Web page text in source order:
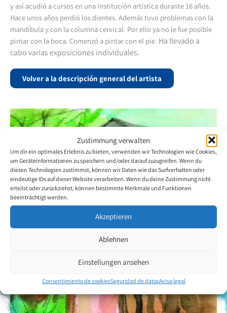
Zustimmung verwalten
Um dir ein optimales Erlebnis zu bieten, verwenden wir Technologien wie Cookies,
um Geräteinformationen zu speichern und/oder darauf zuzugreifen. Wenn du
diesen Technologien zustimmst, können wir Daten wie das Surfverhalten oder
eindeutige IDs auf dieser Website verarbeiten. Wenn du deine Zustimmung nicht
erteilst oder zurückziehst, können bestimmte Merkmale und Funktionen
beeinträchtigt werden.
Akzeptieren
Ablehnen
Einstellungen ansehen
Consentimiento de cookiesSeguridad de datosAviso legal
y así acudió a cursos en una institución artística durante 16 años.
Hace unos años perdió los dientes. Además tuvo problemas con la
mandíbula y con la columna cervical. Por ello ya no le fue posible
pintar con la boca. Comenzó a pintar con el pie. Ha llevado a
cabo varias exposiciones individuales.
Volver a la descripción general del artista